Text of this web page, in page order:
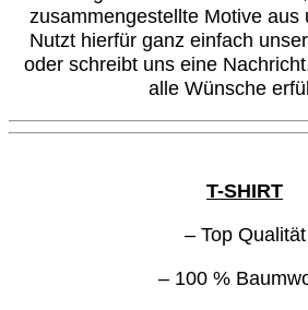
zusammengestellte Motive aus
Nutzt hierfür ganz einfach
oder schreibt uns eine
alle Wünsche
T-SHIRT
– Top Qualität
– 100 %